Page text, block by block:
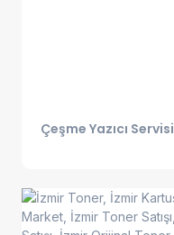
Çeşme Yazıcı Servisi